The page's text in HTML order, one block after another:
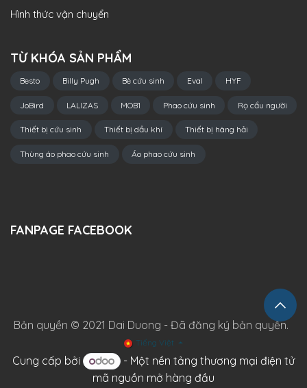
Hình thức vận chuyển
TỪ KHÓA SẢN PHẨM
Besto Billy Pugh Bè cứu sinh Eval HYF
JoBird LALIZAS MOB1 Phao cứu sinh Rọ cẩu người
Thiết bị cứu sinh Thiết bị dầu khí Thiết bị hàng hải
Thùng áo phao cứu sinh Áo phao cứu sinh
FANPAGE FACEBOOK
Bản quyền © 2021 Dai Duong - Đã đăng ký bản quyền.
Tiếng Việt
Cung cấp bởi - Một nền tảng thương mại điện tử
mã nguồn mở hàng đầu